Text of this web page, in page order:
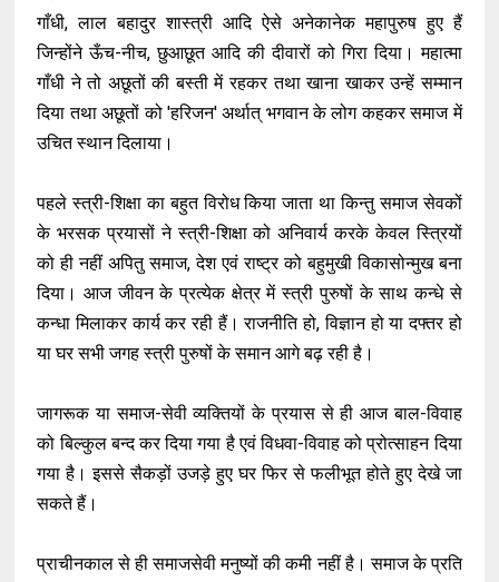
गाँधी, लाल बहादुर शास्त्री आदि ऐसे अनेकानेक महापुरुष हुए हैं
जिन्होंने ऊँच-नीच, छुआछूत आदि की दीवारों को गिरा दिया। महात्मा
गाँधी ने तो अछूतों की बस्ती में रहकर तथा खाना खाकर उन्हें सम्मान
दिया तथा अछूतों को 'हरिजन' अर्थात् भगवान के लोग कहकर समाज में
उचित स्थान दिलाया।
पहले स्त्री-शिक्षा का बहुत विरोध किया जाता था किन्तु समाज सेवकों
के भरसक प्रयासों ने स्त्री-शिक्षा को अनिवार्य करके केवल स्त्रियों
को ही नहीं अपितु समाज, देश एवं राष्ट्र को बहुमुखी विकासोन्मुख बना
दिया। आज जीवन के प्रत्येक क्षेत्र में स्त्री पुरुषों के साथ कन्धे से
कन्धा मिलाकर कार्य कर रही हैं। राजनीति हो, विज्ञान हो या दफ्तर हो
या घर सभी जगह स्त्री पुरुषों के समान आगे बढ़ रही है।
जागरूक या समाज-सेवी व्यक्तियों के प्रयास से ही आज बाल-विवाह
को बिल्कुल बन्द कर दिया गया है एवं विधवा-विवाह को प्रोत्साहन दिया
गया है। इससे सैकड़ों उजड़े हुए घर फिर से फलीभूत होते हुए देखे जा
सकते हैं।
प्राचीनकाल से ही समाजसेवी मनुष्यों की कमी नहीं है। समाज के प्रति